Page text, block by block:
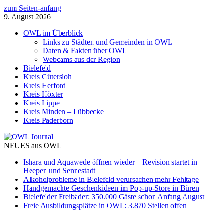
zum Seiten-anfang
9. August 2026
OWL im Überblick
Links zu Städten und Gemeinden in OWL
Daten & Fakten über OWL
Webcams aus der Region
Bielefeld
Kreis Gütersloh
Kreis Herford
Kreis Höxter
Kreis Lippe
Kreis Minden – Lübbecke
Kreis Paderborn
NEUES aus OWL
Ishara und Aquawede öffnen wieder – Revision startet in
Heepen und Sennestadt
Alkoholprobleme in Bielefeld verursachen mehr Fehltage
Handgemachte Geschenkideen im Pop-up-Store in Büren
Bielefelder Freibäder: 350.000 Gäste schon Anfang August
Freie Ausbildungsplätze in OWL: 3.870 Stellen offen